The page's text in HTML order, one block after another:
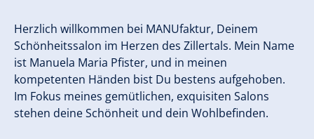
Herzlich willkommen bei MANUfaktur, Deinem
Schönheitssalon im Herzen des Zillertals. Mein Name
ist Manuela Maria Pfister, und in meinen
kompetenten Händen bist Du bestens aufgehoben.
Im Fokus meines gemütlichen, exquisiten Salons
stehen deine Schönheit und dein Wohlbefinden.